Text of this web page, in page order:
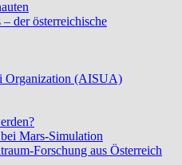
der österreichische
Organization (AISUA)
Mars-Simulation
Forschung aus Österreich